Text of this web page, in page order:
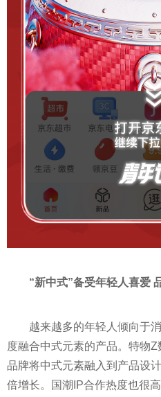
“新中式”备受年轻人喜爱
越来越多的年轻人倾向于
度融合中式元素的产品。特物
品牌将中式元素融入到产品设
倍增长。国潮IP合作热度也很